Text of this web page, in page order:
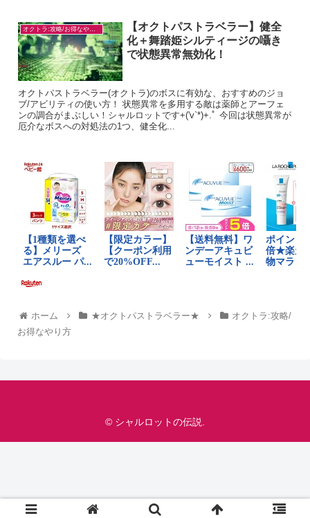
オクトラ:攻略/お得なやり方
【オクトパストラベラー】健全
化＋舞踏姫シルティージの囁き
で状態異常無効化！
オクトパストラベラー(オクトラ)のボスに有効な、おすすめのジョ
ブ/アビリティの使い方！ 状態異常を多用する敵は薬師とアーフェ
ンの調合がまぶしい！シャルロットです+('v`*)+.ﾟ 今回は状態異常が
厄介なボスへの対処法の1つ、健全化...
ホーム ★オクトパストラベラー★
オクトラ:攻略/
お得なやり方
© シャルロットの伝説.